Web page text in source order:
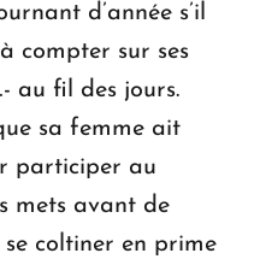
d’année s’il
compter sur ses
au fil des jours.
sa femme ait
participer au
mets avant de
coltiner en prime